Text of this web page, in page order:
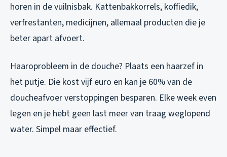
horen in de vuilnisbak. Kattenbakkorrels, koffiedik,
verfrestanten, medicijnen, allemaal producten die je
beter apart afvoert.
Haaroprobleem in de douche? Plaats een haarzef in
het putje. Die kost vijf euro en kan je 60% van de
doucheafvoer verstoppingen besparen. Elke week even
legen en je hebt geen last meer van traag weglopend
water. Simpel maar effectief.